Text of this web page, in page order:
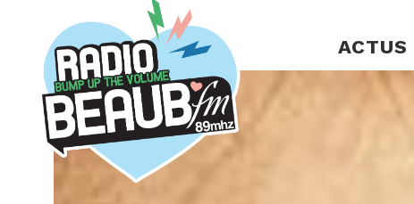
Panneau de gestion des cookies
ACTUS